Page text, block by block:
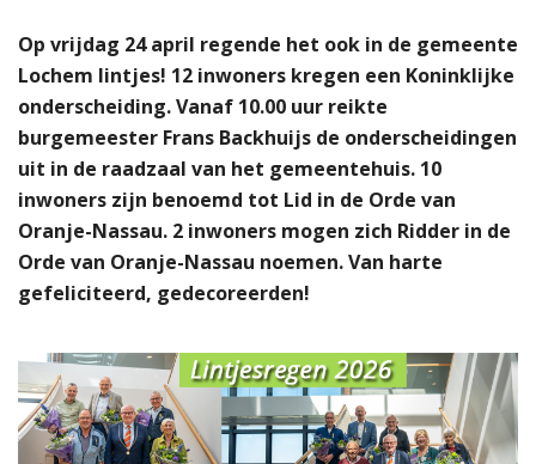
Op vrijdag 24 april regende het ook in de gemeente
Lochem lintjes! 12 inwoners kregen een Koninklijke
onderscheiding. Vanaf 10.00 uur reikte
burgemeester Frans Backhuijs de onderscheidingen
uit in de raadzaal van het gemeentehuis. 10
inwoners zijn benoemd tot Lid in de Orde van
Oranje-Nassau. 2 inwoners mogen zich Ridder in de
Orde van Oranje-Nassau noemen. Van harte
gefeliciteerd, gedecoreerden!